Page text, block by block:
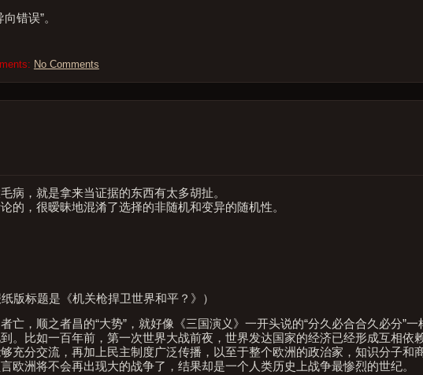
错误”。
No Comments
病，就是拿来当证据的东西有太多胡扯。
的，很暧昧地混淆了选择的非随机和变异的随机性。
版标题是《机关枪捍卫世界和平？》）
亡，顺之者昌的“大势”，就好像《三国演义》一开头说的“分久必合合久必分”一
。比如一百年前，第一次世界大战前夜，世界发达国家的经济已经形成互相依
充分交流，再加上民主制度广泛传播，以至于整个欧洲的政治家，知识分子和
欧洲将不会再出现大的战争了，结果却是一个人类历史上战争最惨烈的世纪。